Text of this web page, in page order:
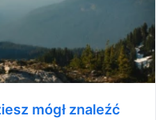
mógł znaleźć